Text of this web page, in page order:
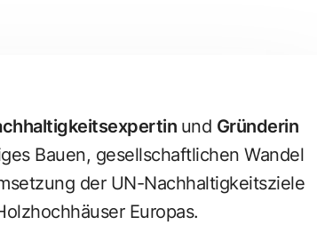
und Gründerin
Bauen, gesellschaftlichen Wandel
der UN-Nachhaltigkeitsziele
Europas.